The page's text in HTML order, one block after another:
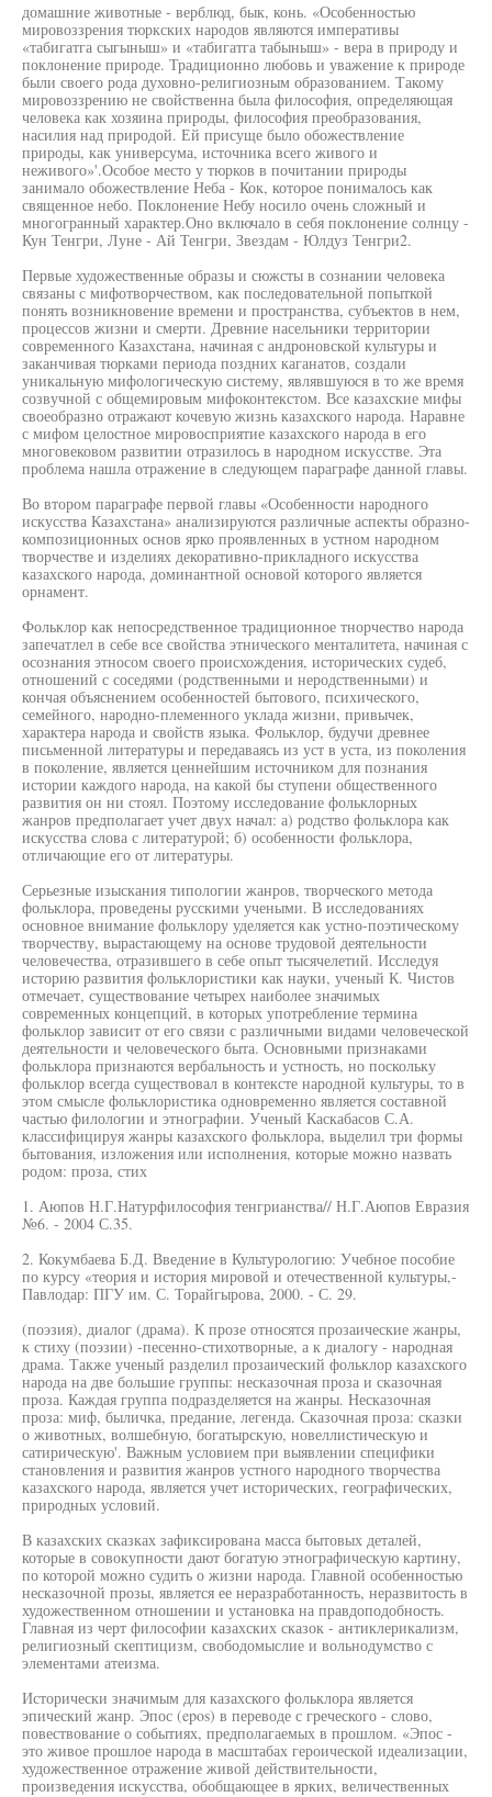
домашние животные - верблюд, бык, конь. «Особенностью
мировоззрения тюркских народов являются императивы
«табигатга сыгыныш» и «табигатга табыныш» - вера в природу и
поклонение природе. Традиционно любовь и уважение к природе
были своего рода духовно-религиозным образованием. Такому
мировоззрению не свойственна была философия, определяющая
человека как хозяина природы, философия преобразования,
насилия над природой. Ей присуще было обожествление
природы, как универсума, источника всего живого и
неживого»'.Особое место у тюрков в почитании природы
занимало обожествление Неба - Кок, которое понималось как
священное небо. Поклонение Небу носило очень сложный и
многогранный характер.Оно включало в себя поклонение солнцу -
Кун Тенгри, Луне - Ай Тенгри, Звездам - Юлдуз Тенгри2.
Первые художественные образы и сюжсты в сознании человека
связаны с мифотворчеством, как последовательной попыткой
понять возникновение времени и пространства, субъектов в нем,
процессов жизни и смерти. Древние насельники территории
современного Казахстана, начиная с андроновской культуры и
заканчивая тюрками периода поздних каганатов, создали
уникальную мифологическую систему, являвшуюся в то же время
созвучной с общемировым мифоконтекстом. Все казахские мифы
своеобразно отражают кочевую жизнь казахского народа. Наравне
с мифом целостное мировосприятие казахского народа в его
многовековом развитии отразилось в народном искусстве. Эта
проблема нашла отражение в следующем параграфе данной главы.
Во втором параграфе первой главы «Особенности народного
искусства Казахстана» анализируются различные аспекты образно-
композиционных основ ярко проявленных в устном народном
творчестве и изделиях декоративно-прикладного искусства
казахского народа, доминантной основой которого является
орнамент.
Фольклор как непосредственное традиционное тнорчество народа
запечатлел в себе все свойства этнического менталитета, начиная с
осознания этносом своего происхождения, исторических судеб,
отношений с соседями (родственными и неродственными) и
кончая объяснением особенностей бытового, психического,
семейного, народно-племенного уклада жизни, привычек,
характера народа и свойств языка. Фольклор, будучи древнее
письменной литературы и передаваясь из уст в уста, из поколения
в поколение, является ценнейшим источником для познания
истории каждого народа, на какой бы ступени общественного
развития он ни стоял. Поэтому исследование фольклорных
жанров предполагает учет двух начал: а) родство фольклора как
искусства слова с литературой; б) особенности фольклора,
отличающие его от литературы.
Серьезные изыскания типологии жанров, творческого метода
фольклора, проведены русскими учеными. В исследованиях
основное внимание фольклору уделяется как устно-поэтическому
творчеству, вырастающему на основе трудовой деятельности
человечества, отразившего в себе опыт тысячелетий. Исследуя
историю развития фольклористики как науки, ученый К. Чистов
отмечает, существование четырех наиболее значимых
современных концепций, в которых употребление термина
фольклор зависит от его связи с различными видами человеческой
деятельности и человеческого быта. Основными признаками
фольклора признаются вербальность и устность, но поскольку
фольклор всегда существовал в контексте народной культуры, то в
этом смысле фольклористика одновременно является составной
частью филологии и этнографии. Ученый Каскабасов С.А.
классифицируя жанры казахского фольклора, выделил три формы
бытования, изложения или исполнения, которые можно назвать
родом: проза, стих
1. Аюпов Н.Г.Натурфилософия тенгрианства// Н.Г.Аюпов Евразия
№6. - 2004 С.35.
2. Кокумбаева Б.Д. Введение в Культурологию: Учебное пособие
по курсу «теория и история мировой и отечественной культуры,-
Павлодар: ПГУ им. С. Торайгырова, 2000. - С. 29.
(поэзия), диалог (драма). К прозе относятся прозаические жанры,
к стиху (поэзии) -песенно-стихотворные, а к диалогу - народная
драма. Также ученый разделил прозаический фольклор казахского
народа на две большие группы: несказочная проза и сказочная
проза. Каждая группа подразделяется на жанры. Несказочная
проза: миф, быличка, предание, легенда. Сказочная проза: сказки
о животных, волшебную, богатырскую, новеллистическую и
сатирическую'. Важным условием при выявлении специфики
становления и развития жанров устного народного творчества
казахского народа, является учет исторических, географических,
природных условий.
В казахских сказках зафиксирована масса бытовых деталей,
которые в совокупности дают богатую этнографическую картину,
по которой можно судить о жизни народа. Главной особенностью
несказочной прозы, является ее неразработанность, неразвитость в
художественном отношении и установка на правдоподобность.
Главная из черт философии казахских сказок - антиклерикализм,
религиозный скептицизм, свободомыслие и вольнодумство с
элементами атеизма.
Исторически значимым для казахского фольклора является
эпический жанр. Эпос (epos) в переводе с греческого - слово,
повествование о событиях, предполагаемых в прошлом. «Эпос -
это живое прошлое народа в масштабах героической идеализации,
художественное отражение живой действительности,
произведения искусства, обобщающее в ярких, величественных